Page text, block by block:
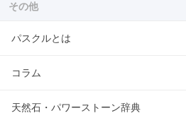
その他
パスクルとは
コラム
天然石・パワーストーン辞典